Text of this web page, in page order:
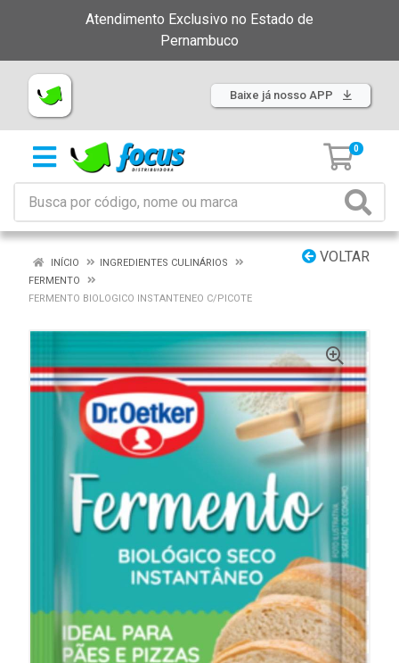
Atendimento Exclusivo no Estado de
Pernambuco
Baixe já nosso APP
0
VOLTAR
INÍCIO
INGREDIENTES CULINÁRIOS
FERMENTO
FERMENTO BIOLOGICO INSTANTENEO C/PICOTE